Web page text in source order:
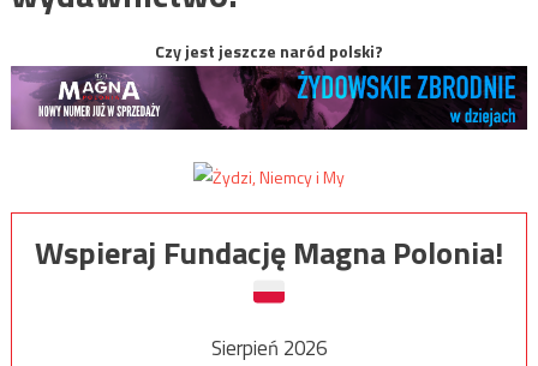
Czy jest jeszcze naród polski?
Wspieraj Fundację Magna Polonia!
Sierpień 2026